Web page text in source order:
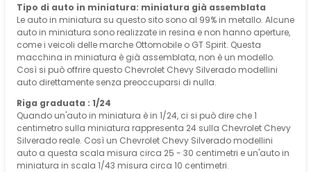
Tipo di auto in miniatura: miniatura già assemblata
Le auto in miniatura su questo sito sono al 99% in metallo. Alcune
auto in miniatura sono realizzate in resina e non hanno aperture,
come i veicoli delle marche Ottomobile o GT Spirit. Questa
macchina in miniatura è già assemblata, non è un modello.
Così si può offrire questo Chevrolet Chevy Silverado modellini
auto direttamente senza preoccuparsi di nulla.
Riga graduata : 1/24
Quando un'auto in miniatura è in 1/24, ci si può dire che 1
centimetro sulla miniatura rappresenta 24 sulla Chevrolet Chevy
Silverado reale. Così un Chevrolet Chevy Silverado modellini
auto a questa scala misura circa 25 - 30 centimetri e un'auto in
miniatura in scala 1/43 misura circa 10 centimetri.